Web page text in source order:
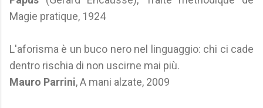
Magie pratique, 1924
L'aforisma è un buco nero nel linguaggio: chi ci cade
dentro rischia di non uscirne mai più.
Mauro Parrini, A mani alzate, 2009